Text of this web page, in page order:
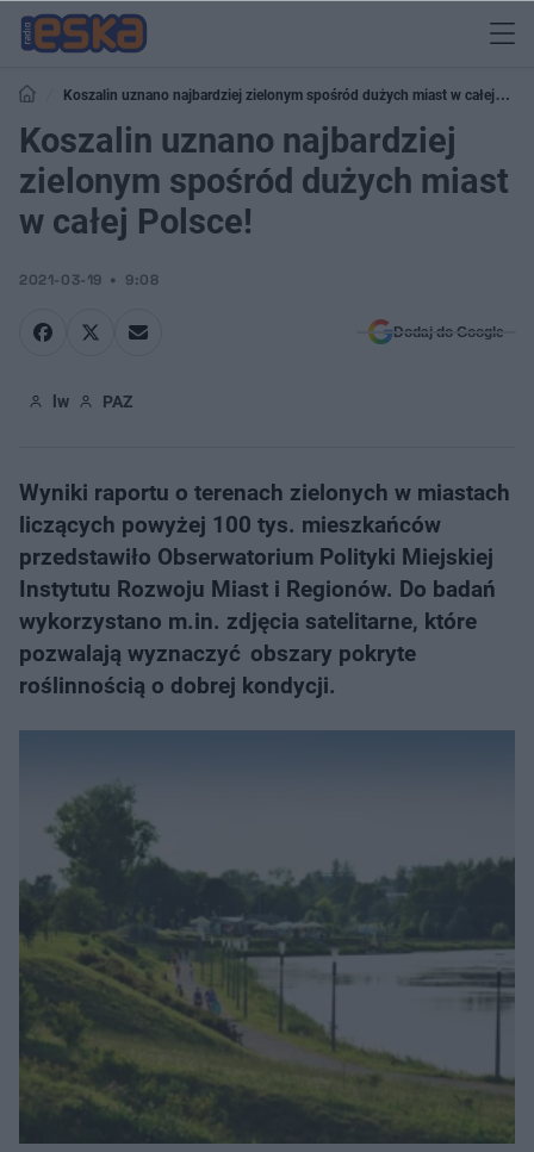
Koszalin uznano najbardziej zielonym spośród dużych miast w całej
Polsce!
Koszalin uznano najbardziej
zielonym spośród dużych miast
w całej Polsce!
2021-03-19 9:08
Dodaj do Google
lw PAZ
Wyniki raportu o terenach zielonych w miastach
liczących powyżej 100 tys. mieszkańców
przedstawiło Obserwatorium Polityki Miejskiej
Instytutu Rozwoju Miast i Regionów. Do badań
wykorzystano m.in. zdjęcia satelitarne, które
pozwalają wyznaczyć obszary pokryte
roślinnością o dobrej kondycji.